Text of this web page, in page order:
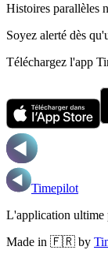
Histoires parallèles
Soyez alerté dès
Téléchargez l'app
Timepilot
L'application ultime
Made in 🇫🇷 by